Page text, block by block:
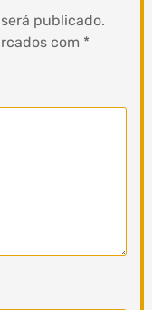
publicado.
com *